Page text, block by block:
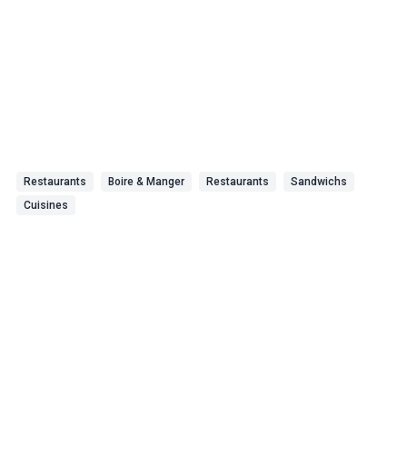
Restaurants Boire & Manger Restaurants
Sandwichs
Cuisines